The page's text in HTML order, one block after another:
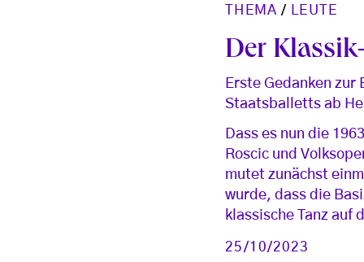
THEMA / LEUTE
Der
Erste Gedanken
Staatsballetts ab
Dass es nun die
Roscic und
mutet zunächst
wurde, dass die
klassische Tanz auf
25/10/2023